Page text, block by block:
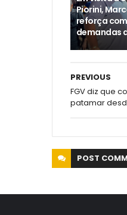
Piorini,
reforça
demandas
PREVIOUS
FGV diz que
patamar
POST